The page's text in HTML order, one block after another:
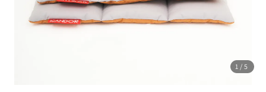
1 /5